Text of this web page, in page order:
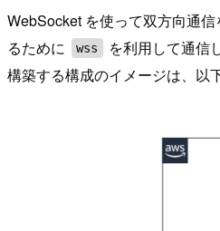
WebSocket を使って双方向通
るために
wss を利用して通信
構築する構成のイメージは、以